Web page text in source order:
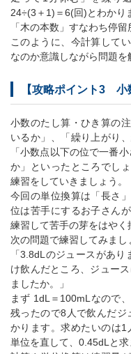
24÷(3＋1)＝6(回)とわかり
「木の本数」すなわち停
このように、今計算して
なのか意識しながら問題を
【攻略ポイント3 小
小数のたし算・ひき算の
いるか」、「繰り上がり
「小数点以下の位で一番
か」といったところでし
練習をしていきましょう。
今回の単位換算は「長さ
位は苦手にするお子さん
練習して苦手の芽をはやく
次の問題で練習してみまし
「3.8dLのジュースがあ
け飲んだところ、ジュー
ましたか。」
まず 1dL＝100mLなので
残ったので8人で飲んだ
かります。求めたいのは1
単位を直して、0.45dLと求